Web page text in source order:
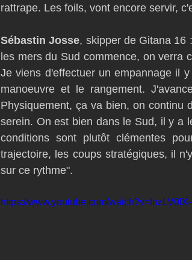
rattrape. Les foils, vont encore servir,
Sébastin Josse, skipper de Gitana 16
les mers du Sud commence, on verra
Je viens d'effectuer un empannage il
manoeuvre et le rangement.
Physiquement, ça va bien, on continu
serein. On est bien dans le Sud, il y a
conditions sont plutôt clémentes
trajectoire, les coups stratégiques, il
sur ce rythme".
https://www.youtube.com/